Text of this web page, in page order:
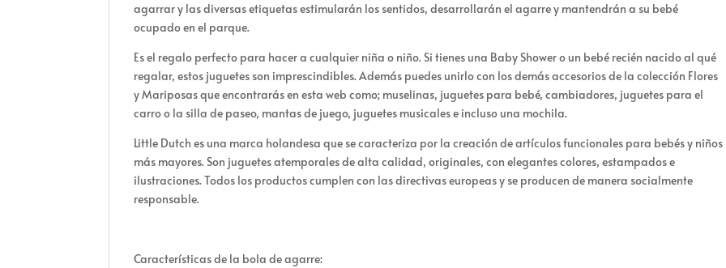
agarrar y las diversas etiquetas estimularán los sentidos, desarrollarán el agarre y mantendrán a su bebé
ocupado en el parque.
Es el regalo perfecto para hacer a cualquier niña o niño. Si tienes una Baby Shower o un bebé recién nacido al qué
regalar, estos juguetes son imprescindibles. Además puedes unirlo con los demás accesorios de la colección Flores
y Mariposas que encontrarás en esta web como; muselinas, juguetes para bebé, cambiadores, juguetes para el
carro o la silla de paseo, mantas de juego, juguetes musicales e incluso una mochila.
Little Dutch es una marca holandesa que se caracteriza por la creación de artículos funcionales para bebés y niños
más mayores. Son juguetes atemporales de alta calidad, originales, con elegantes colores, estampados e
ilustraciones. Todos los productos cumplen con las directivas europeas y se producen de manera socialmente
responsable.
Características de la bola de agarre: